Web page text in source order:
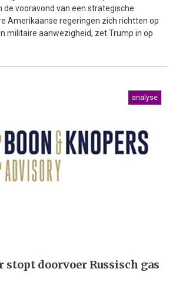
de vooravond van een strategische
Amerikaanse regeringen zich richtten op
militaire aanwezigheid, zet Trump in op
analyse
stopt doorvoer Russisch gas